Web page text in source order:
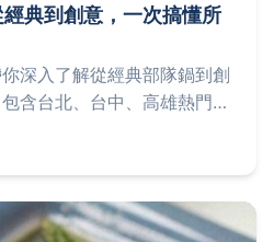
典到創意，一次搞懂所
深入了解從經典部隊鍋到創
含台北、台中、高雄熱門店
，以及DIY在家煮的秘訣。